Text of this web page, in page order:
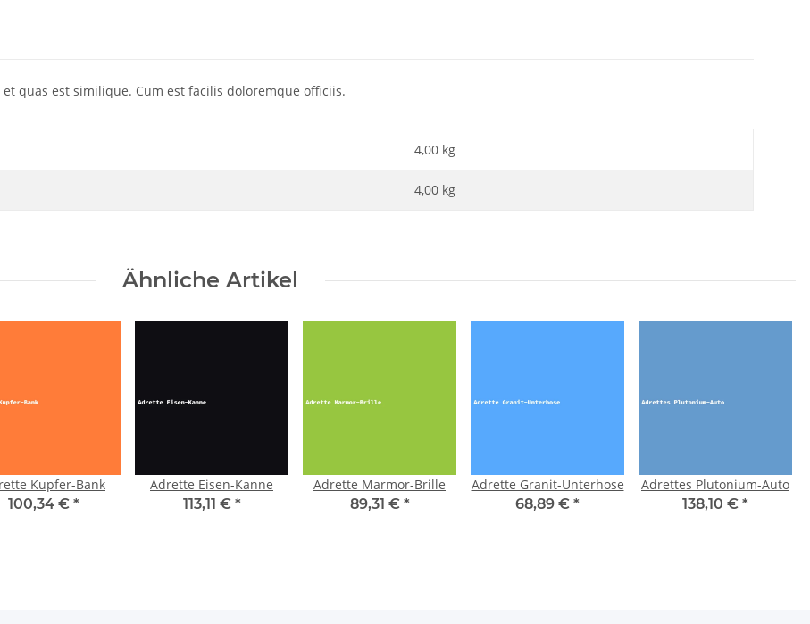
quas est similique. Cum est facilis doloremque officiis.
4,00 kg
4,00 kg
Ähnliche Artikel
Kupfer-Bank
100,34 € *
Adrette Eisen-Kanne
113,11 € *
Adrette Marmor-Brille
89,31 € *
Adrette Granit-Unterhose
68,89 € *
Adrettes Plutonium-Auto
138,10 € *